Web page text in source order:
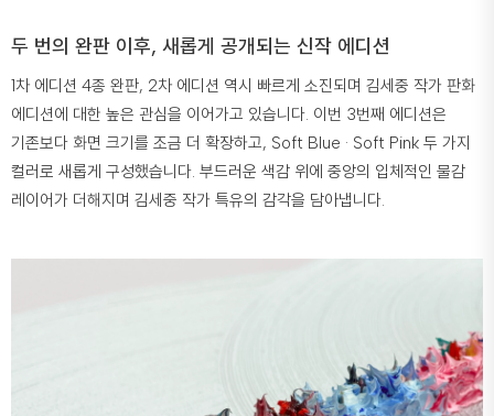
두 번의 완판 이후, 새롭게 공개되는 신작 에디션
1차 에디션 4종 완판, 2차 에디션 역시 빠르게 소진되며 김세중 작가 판화
에디션에 대한 높은 관심을 이어가고 있습니다. 이번 3번째 에디션은
기존보다 화면 크기를 조금 더 확장하고, Soft Blue · Soft Pink 두 가지
컬러로 새롭게 구성했습니다. 부드러운 색감 위에 중앙의 입체적인 물감
레이어가 더해지며 김세중 작가 특유의 감각을 담아냅니다.